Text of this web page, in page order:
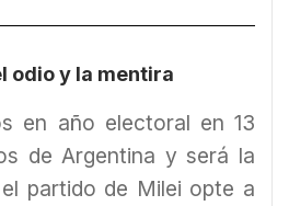
odio y la mentira
en año electoral en 13
de Argentina y será la
partido de Milei opte a